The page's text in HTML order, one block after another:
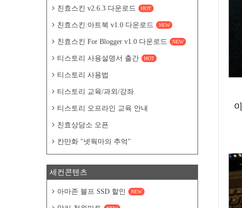
친효스킨 v2.6.3 다운로드 HOT
친효스킨:아트북 v1.0 다운로드 NEW
친효스킨 For Blogger v1.0 다운로드 NEW
티스토리 사용설명서 출간 HOT
티스토리 사용법
티스토리 교육/과외/강좌
티스토리 오프라인 교육 안내
친효상담소 오픈
칸만화 "넷웍마의 추억"
세컨콘텐츠
아마존 블프 SSD 할인 NEW